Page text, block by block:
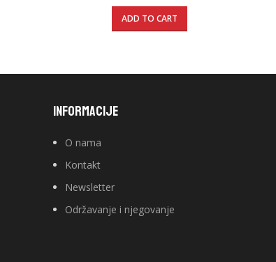
ADD TO CART
INFORMACIJE
O nama
Kontakt
Newsletter
Održavanje i njegovanje